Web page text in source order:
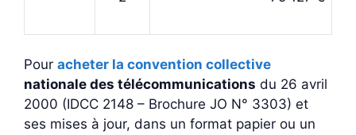
Pour acheter la convention collective
nationale des télécommunications du 26 avril
2000 (IDCC 2148 – Brochure JO N° 3303) et
ses mises à jour, dans un format papier ou un